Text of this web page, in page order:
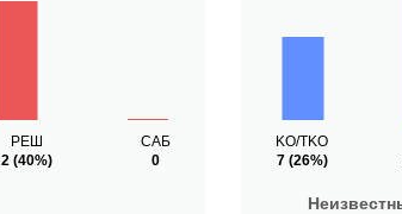
РЕШ
2(40%)
САБ
0
KO/TKO
7(26%)